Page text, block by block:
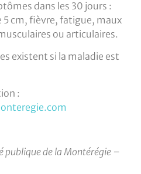
dans les 30 jours :
5 cm, fièvre, fatigue, maux
ou articulaires.
existent si la maladie est
:
publique de la Montérégie –